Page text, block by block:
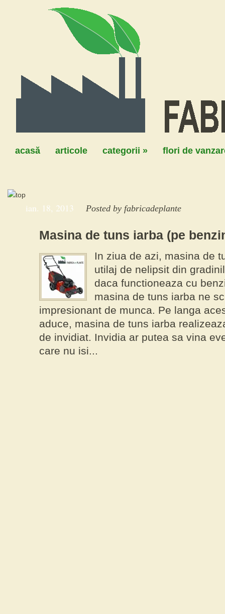
acasă articole categorii » flori de
ian. 18, 2013 Posted by fabricadeplante
Masina de tuns iarba (pe
In ziua de azi, masina de
utilaj de nelipsit din
daca functioneaza cu
masina de tuns iarba ne
impresionant de munca. Pe langa
aduce, masina de tuns iarba
de invidiat. Invidia ar putea sa vina
care nu isi...